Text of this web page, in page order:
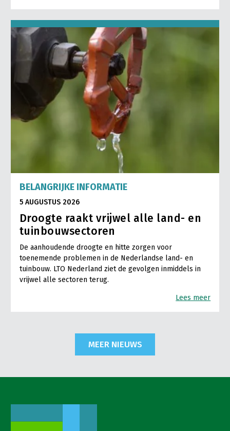
BELANGRIJKE INFORMATIE
5 AUGUSTUS 2026
Droogte raakt vrijwel alle land- en
tuinbouwsectoren
De aanhoudende droogte en hitte zorgen voor
toenemende problemen in de Nederlandse land- en
tuinbouw. LTO Nederland ziet de gevolgen inmiddels in
vrijwel alle sectoren terug.
Lees meer
MEER NIEUWS